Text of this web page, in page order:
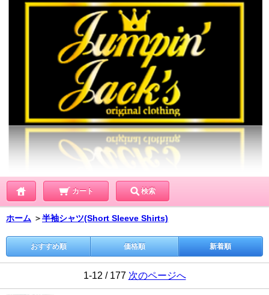
カート 検索
ホーム ＞半袖シャツ(Short Sleeve Shirts)
おすすめ順 価格順 新着順
1-12 / 177 次のページへ